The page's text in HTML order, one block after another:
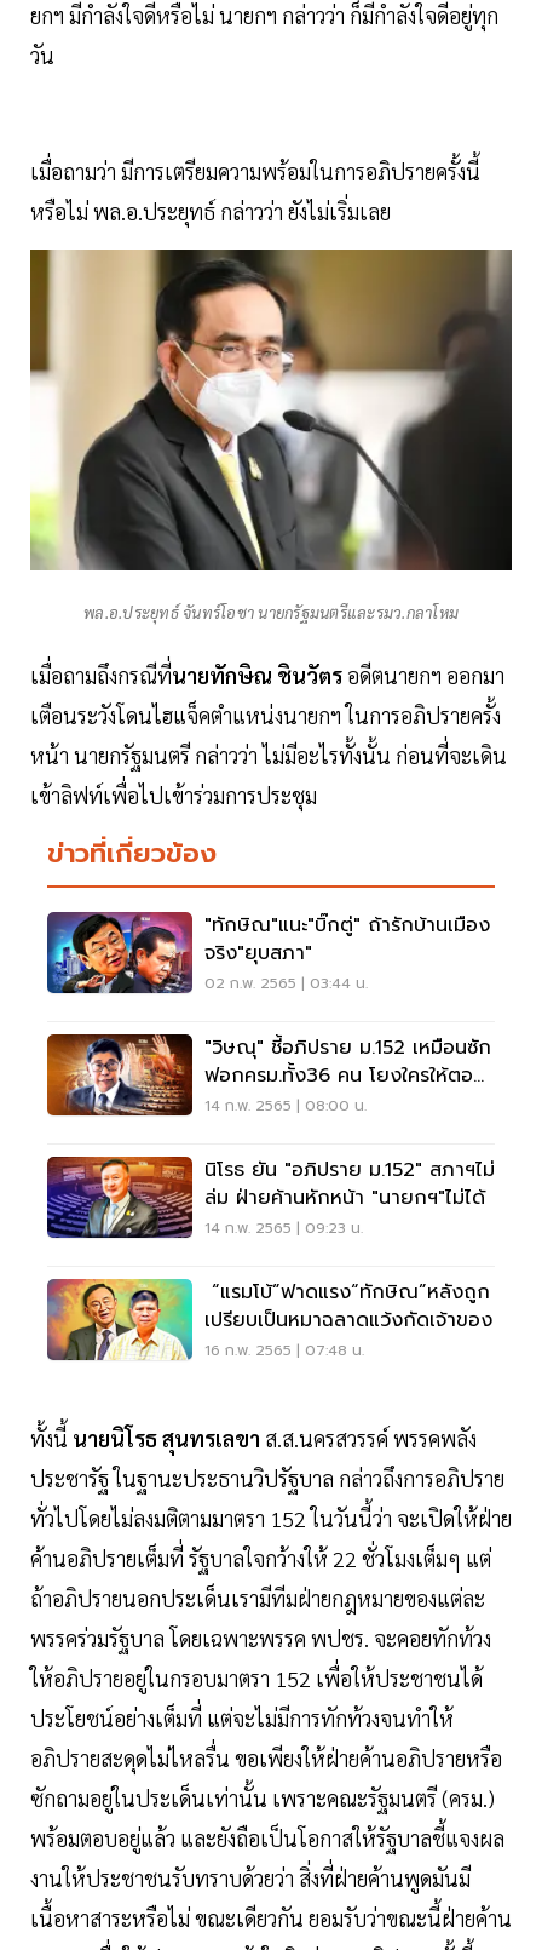
ยกฯ มีกำลังใจดีหรือไม่ นายกฯ กล่าวว่า ก็มีกำลังใจดีอยู่ทุก
วัน
เมื่อถามว่า มีการเตรียมความพร้อมในการอภิปรายครั้งนี้
หรือไม่ พล.อ.ประยุทธ์ กล่าวว่า ยังไม่เริ่มเลย
พล.อ.ประยุทธ์ จันทร์โอชา นายกรัฐมนตรีและรมว.กลาโหม
เมื่อถามถึงกรณีที่นายทักษิณ ชินวัตร อดีตนายกฯ ออกมา
เตือนระวังโดนไฮแจ็คตำแหน่งนายกฯ ในการอภิปรายครั้ง
หน้า นายกรัฐมนตรี กล่าวว่า ไม่มีอะไรทั้งนั้น ก่อนที่จะเดิน
เข้าลิฟท์เพื่อไปเข้าร่วมการประชุม
ข่าวที่เกี่ยวข้อง
"ทักษิณ"แนะ"บิ๊กตู่" ถ้ารักบ้านเมือง
จริง"ยุบสภา"
02 ก.พ. 2565 | 03:44 น.
"วิษณุ" ชี้อภิปราย ม.152 เหมือนซัก
ฟอกครม.ทั้ง36 คน โยงใครให้ตอบ
เอง
14 ก.พ. 2565 | 08:00 น.
นิโรธ ยัน "อภิปราย ม.152" สภาฯไม่
ล่ม ฝ่ายค้านหักหน้า "นายกฯ"ไม่ได้
14 ก.พ. 2565 | 09:23 น.
“แรมโบ้”ฟาดแรง“ทักษิณ”หลังถูก
เปรียบเป็นหมาฉลาดแว้งกัดเจ้าของ
16 ก.พ. 2565 | 07:48 น.
ทั้งนี้ นายนิโรธ สุนทรเลขา ส.ส.นครสวรรค์ พรรคพลัง
ประชารัฐ ในฐานะประธานวิปรัฐบาล กล่าวถึงการอภิปราย
ทั่วไปโดยไม่ลงมติตามมาตรา 152 ในวันนี้ว่า จะเปิดให้ฝ่าย
ค้านอภิปรายเต็มที่ รัฐบาลใจกว้างให้ 22 ชั่วโมงเต็มๆ แต่
ถ้าอภิปรายนอกประเด็นเรามีทีมฝ่ายกฎหมายของแต่ละ
พรรคร่วมรัฐบาล โดยเฉพาะพรรค พปชร. จะคอยทักท้วง
ให้อภิปรายอยู่ในกรอบมาตรา 152 เพื่อให้ประชาชนได้
ประโยชน์อย่างเต็มที่ แต่จะไม่มีการทักท้วงจนทำให้
อภิปรายสะดุดไม่ไหลรื่น ขอเพียงให้ฝ่ายค้านอภิปรายหรือ
ซักถามอยู่ในประเด็นเท่านั้น เพราะคณะรัฐมนตรี (ครม.)
พร้อมตอบอยู่แล้ว และยังถือเป็นโอกาสให้รัฐบาลชี้แจงผล
งานให้ประชาชนรับทราบด้วยว่า สิ่งที่ฝ่ายค้านพูดมันมี
เนื้อหาสาระหรือไม่ ขณะเดียวกัน ยอมรับว่าขณะนี้ฝ่ายค้าน